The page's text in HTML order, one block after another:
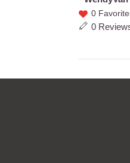
Van
Hijfte
0
0